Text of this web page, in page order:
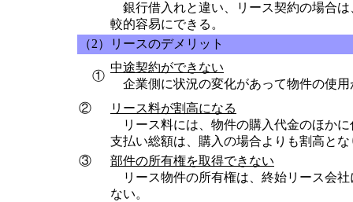
銀行借入れと違い、リース契約の場合
較的容易にできる。
（2）リースのデメリット
①
中途契約ができない
企業側に状況の変化があって物件の使
②
リース料が割高になる
リース料には、物件の購入代金のほか
支払い総額は、購入の場合よりも割高とな
③
部件の所有権を取得できない
リース物件の所有権は、終始リース会
ない。